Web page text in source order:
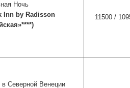
Ночь
Inn by Radisson
)
11500 /
в Северной Венеции